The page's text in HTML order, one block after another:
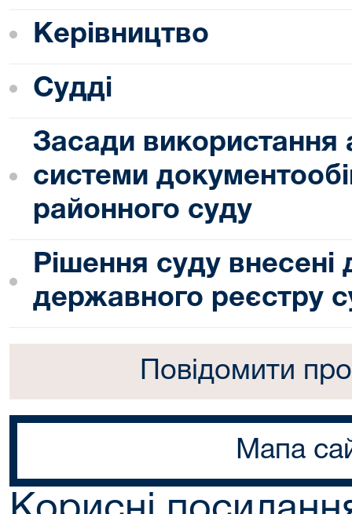
Керівництво
Судді
Засади використання
системи
районного суду
Рішення суду
державного реєстру
Повідомити
Мапа